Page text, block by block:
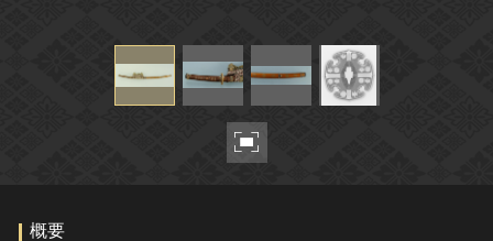
このサイトについて
関連サイトリンク
サイトのご意見はこちら
文化遺産データベース
概要